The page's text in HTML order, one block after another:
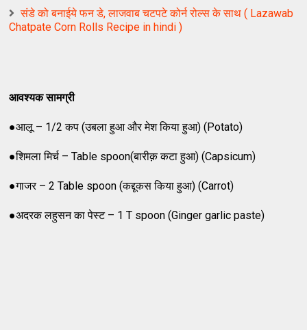
संडे को बनाईये फन डे, लाजवाब चटपटे कोर्न रोल्स के साथ ( Lazawab
Chatpate Corn Rolls Recipe in hindi )
आवश्यक सामग्री
●आलू – 1/2 कप (उबला हुआ और मेश किया हुआ) (Potato)
●शिमला मिर्च – Table spoon(बारीक़ कटा हुआ) (Capsicum)
●गाजर – 2 Table spoon (कद्दूकस किया हुआ) (Carrot)
●अदरक लहुसन का पेस्ट – 1 T spoon (Ginger garlic paste)